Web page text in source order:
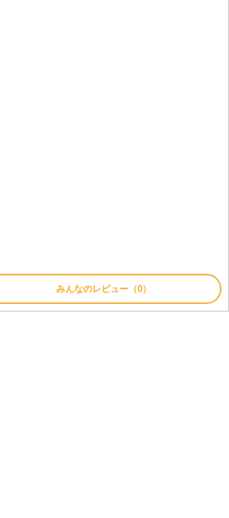
みんなのレビュー（0）